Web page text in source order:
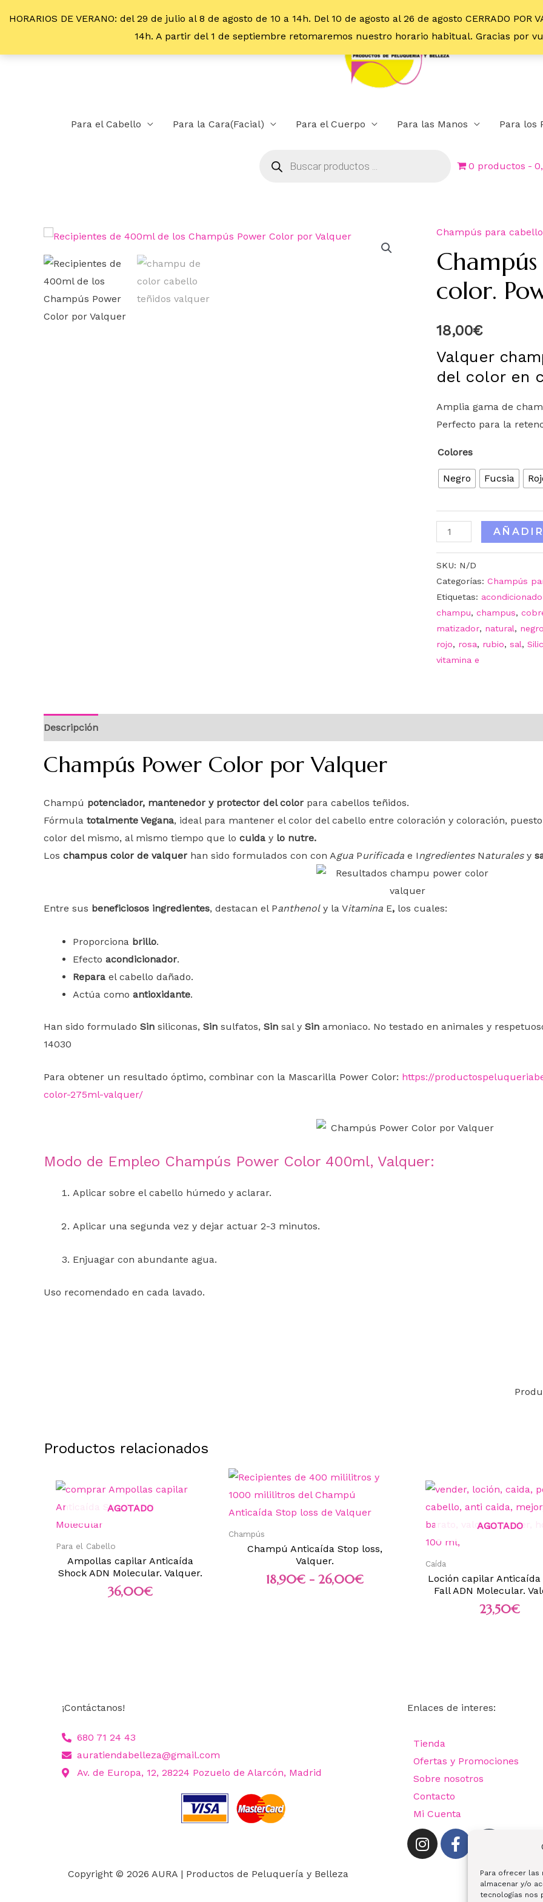
Para ofrecer las
almacenar y/o
tecnologías nos
HORARIOS DE VERANO: del 29 de julio al 8 de agosto de 10 a 14h. Del 10 de agosto al 26 de agosto CERRADO
14h. A partir del 1 de septiembre retomaremos nuestro horario habitual. Gracias por
Para el Cabello Para la Cara(Facial) Para el Cuerpo Para las Manos Para los
0 productos
Champús para
color.
18,00€
Valquer
del color en
Amplia gama de
Perfecto para la
Colores
Negro Fucsia
SKU: N/D
Categorías: Champús
Etiquetas:
champu, champus,
matizador, natural, negro
rojo, rosa, rubio, sal,
vitamina e
Descripción
Champús Power Color por Valquer
Champú potenciador, mantenedor y protector del color para cabellos teñidos.
Fórmula totalmente Vegana, ideal para mantener el color del cabello entre coloración y coloración,
color del mismo, al mismo tiempo que lo cuida y lo nutre.
Los champus color de valquer han sido formulados con con Agua Purificada e IngredientesNaturalesy
Entre sus beneficiosos ingredientes, destacan el Panthenoly la Vitamina E, los cuales:
Proporciona brillo.
Efecto acondicionador.
Repara el cabello dañado.
Actúa como antioxidante.
Han sido formulado Sin siliconas, Sin sulfatos, Sin sal y Sin amoniaco. No testado en animales y
14030
Para obtener un resultado óptimo, combinar con la Mascarilla Power Color: https://
color-275ml-valquer/
Modo de Empleo Champús Power Color 400ml, Valquer:
Aplicar sobre el cabello húmedo y aclarar.
Aplicar una segunda vez y dejar actuar 2-3 minutos.
Enjuagar con abundante agua.
Uso recomendado en cada lavado.
Productos relacionados
AGOTADO
Para el Cabello
Ampollas capilar Anticaída
Shock ADN Molecular. Valquer.
36,00€
Champús
Champú Anticaída Stop loss,
Valquer.
18,90€ - 26,00€
AGOTADO
Caída
Loción capilar Anticaída
Fall ADN Molecular.
23,50€
¡Contáctanos!
680 71 24 43
auratiendabelleza@gmail.com
Av. de Europa, 12, 28224 Pozuelo de Alarcón, Madrid
Enlaces de interes:
Tienda
Ofertas y Promociones
Sobre nosotros
Contacto
Mi Cuenta
Copyright © 2026 AURA | Productos de Peluquería y Belleza